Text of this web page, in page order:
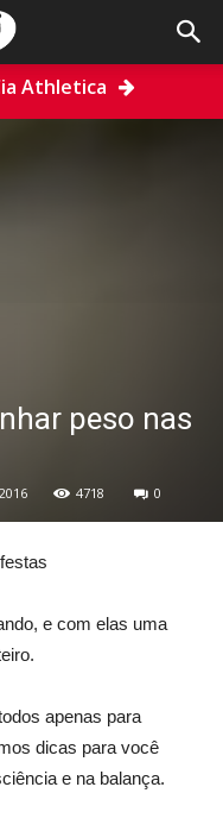
Athletica
peso nas
4718 0
e com elas uma
apenas para
dicas para você
e na balança.